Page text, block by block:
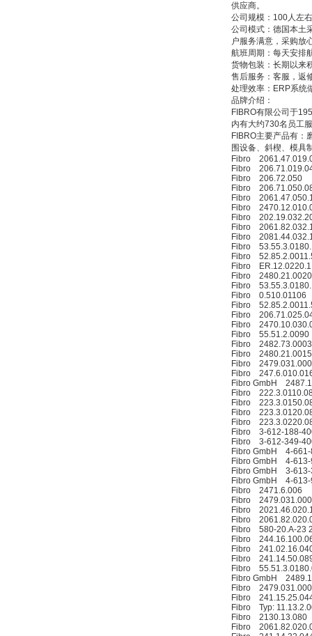
供应商。
公司规模：100人左右
公司模式：德国本土
户服务满意，采购放
航班周期：每天安排
货物包装：长期以来
售后服务：客服，返
处理效率：ERP系统
品牌介绍：
FIBRO有限公司于
内有大约730名员工
FIBRO主要产品有：
围设备、斜楔、模具
Fibro
Fibro
Fibro 206.72.050
Fibro
Fibro
Fibro
Fibro
Fibro
Fibro
Fibro
Fibro
Fibro
Fibro
Fibro
Fibro 0.510.01106
Fibro
Fibro
Fibro
Fibro 55.51.2.0090
Fibro
Fibro
Fibro
Fibro
Fibro GmbH
Fibro
Fibro
Fibro
Fibro
Fibro 3-612-188-
Fibro 3-612-349-
Fibro GmbH 4-661-
Fibro GmbH 4-613-
Fibro GmbH 3-613-
Fibro GmbH 4-613-
Fibro 2471.6.006
Fibro
Fibro
Fibro
Fibro 580-20.A-23
Fibro
Fibro
Fibro
Fibro
Fibro GmbH
Fibro
Fibro
Fibro Typ:
Fibro 2130.13.080
Fibro